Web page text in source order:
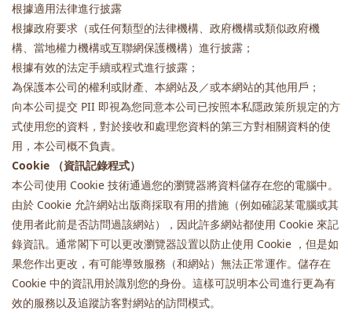
根據適用法律進行披露
根據政府要求（或任何類型的法律機構、政府機構或類似政府機
構、當地權力機構或互聯網保護機構）進行披露；
根據有效的法定手續或程式進行披露；
為保護本公司的權利或財產、本網站及／或本網站的其他用戶；
向本公司提交 PII 即視為您同意本公司已按照本私隱政策所規定的方
式使用您的資料，對於接收和處理您資料的第三方對相關資料的使
用，本公司概不負責。
Cookie （資訊記錄程式）
本公司使用 Cookie 技術通過您的瀏覽器將資料儲存在您的電腦中。
由於 Cookie 允許網站出版商採取有用的措施（例如確認某電腦或其
使用者此前是否訪問過該網站），因此許多網站都使用 Cookie 來記
錄資訊。通常閣下可以更改瀏覽器設置以防止使用 Cookie ，但是如
果您作出更改，有可能導致服務（和網站）無法正常運作。儲存在
Cookie 中的資訊用於識別您的身份。這樣可説明本公司進行更為有
效的服務以及追蹤訪客對網站的訪問模式。